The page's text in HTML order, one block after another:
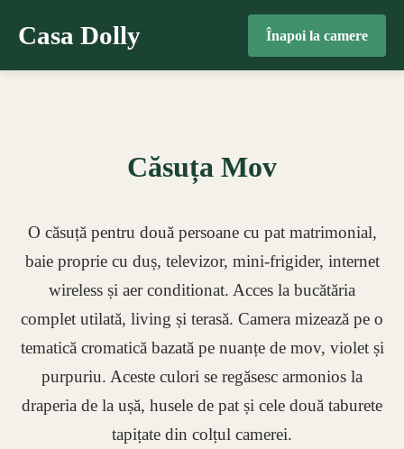
Casa Dolly Înapoi la camere
Căsuța Mov
O căsuță pentru două persoane cu pat matrimonial,
baie proprie cu duș, televizor, mini-frigider, internet
wireless și aer conditionat. Acces la bucătăria
complet utilată, living și terasă. Camera mizează pe o
tematică cromatică bazată pe nuanțe de mov, violet și
purpuriu. Aceste culori se regăsesc armonios la
draperia de la ușă, husele de pat și cele două taburete
tapițate din colțul camerei.